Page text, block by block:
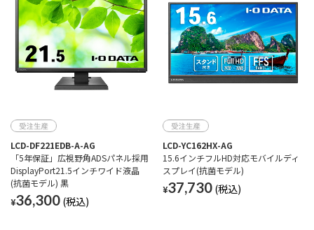
LCD-DF221EDB-A-AG
「5年保証」広視野角ADSパネル採用
DisplayPort21.5インチワイド液晶
(抗菌モデル) 黒
¥36,300
LCD-YC162HX-AG
15.6インチフルHD対応モバイルディ
スプレイ(抗菌モデル)
¥37,730